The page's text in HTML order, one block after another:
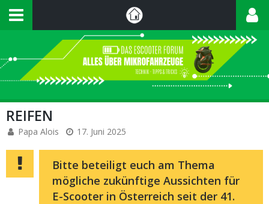
REIFEN
Papa Alois 17. Juni 2025
Bitte beteiligt euch am Thema
mögliche zukünftige Aussichten für
E-Scooter in Österreich seit der 41.